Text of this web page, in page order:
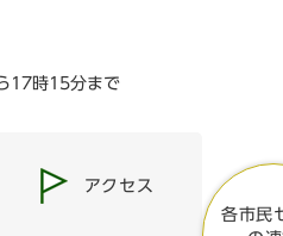
17時15分まで
アクセス
各市民